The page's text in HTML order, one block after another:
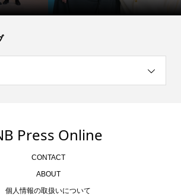
Press Online
CONTACT
ABOUT
個人情報の取扱いについて